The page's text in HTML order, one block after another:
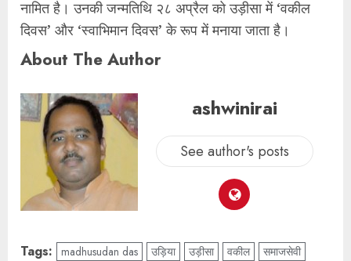
नामित है। उनकी जन्मतिथि २८ अप्रैल को उड़ीसा में ‘वकील
दिवस’ और ‘स्वाभिमान दिवस’ के रूप में मनाया जाता है।
About The Author
ashwinirai
See author's posts
Tags: madhusudan das उड़िया उड़ीसा वकील समाजसेवी